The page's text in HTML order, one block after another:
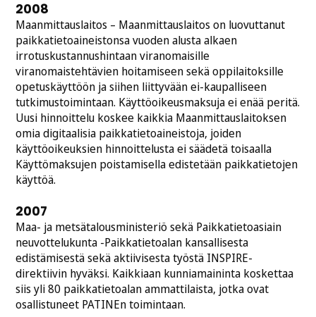
2008
Maanmittauslaitos – Maanmittauslaitos on luovuttanut
paikkatietoaineistonsa vuoden alusta alkaen
irrotuskustannushintaan viranomaisille
viranomaistehtävien hoitamiseen sekä oppilaitoksille
opetuskäyttöön ja siihen liittyvään ei-kaupalliseen
tutkimustoimintaan. Käyttöoikeusmaksuja ei enää peritä.
Uusi hinnoittelu koskee kaikkia Maanmittauslaitoksen
omia digitaalisia paikkatietoaineistoja, joiden
käyttöoikeuksien hinnoittelusta ei säädetä toisaalla
Käyttömaksujen poistamisella edistetään paikkatietojen
käyttöä.
2007
Maa- ja metsätalousministeriö sekä Paikkatietoasiain
neuvottelukunta -Paikkatietoalan kansallisesta
edistämisestä sekä aktiivisesta työstä INSPIRE-
direktiivin hyväksi. Kaikkiaan kunniamaininta koskettaa
siis yli 80 paikkatietoalan ammattilaista, jotka ovat
osallistuneet PATINEn toimintaan.